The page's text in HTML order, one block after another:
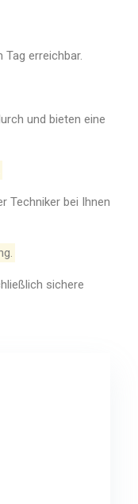
Tag erreichbar.
und bieten eine
Techniker bei Ihnen
sichere